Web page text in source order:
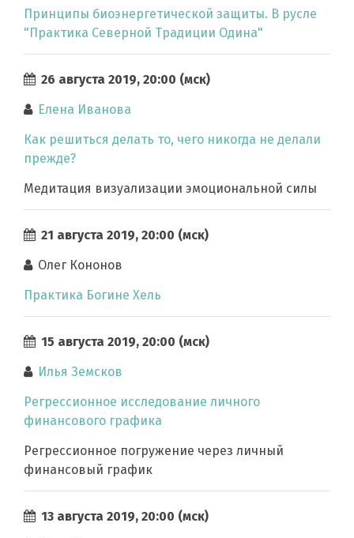
Принципы биоэнергетической защиты. В русле
"Практика Северной Традиции Одина"
26 августа 2019, 20:00 (мск)
Елена Иванова
Как решиться делать то, чего никогда не делали
прежде?
Медитация визуализации эмоциональной силы
21 августа 2019, 20:00 (мск)
Олег Кононов
Практика Богине Хель
15 августа 2019, 20:00 (мск)
Илья Земсков
Регрессионное исследование личного
финансового графика
Регрессионное погружение через личный
финансовый график
13 августа 2019, 20:00 (мск)